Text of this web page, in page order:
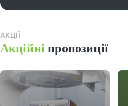
АКЦІЇ
Акційні пропозиції